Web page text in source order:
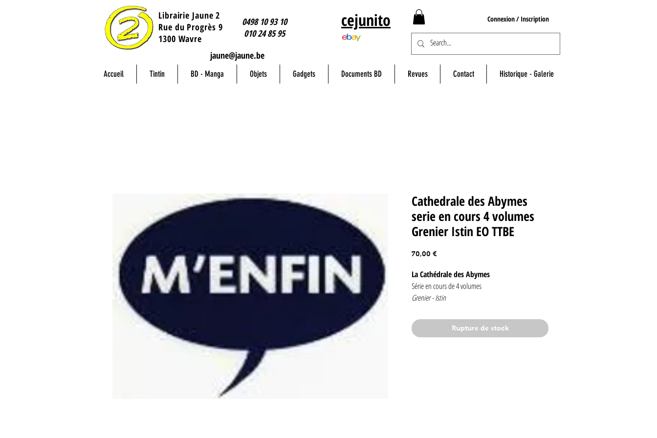
Librairie Jaune 2
​Rue du Progrès 9
1300 Wavre
0498 10 93 10
010 24 85 95
jaune@jaune.be
cejunito Connexion / Inscription
Accueil Tintin BD - Manga Objets Gadgets Documents BD Revues Contact Historique - Galerie
Cathedrale des Abymes
serie en cours 4 volumes
Grenier Istin EO TTBE
70,00 €
La Cathédrale des Abymes
Série en cours de 4 volumes
Grenier - Istin
DL : EO
Rupture de stock